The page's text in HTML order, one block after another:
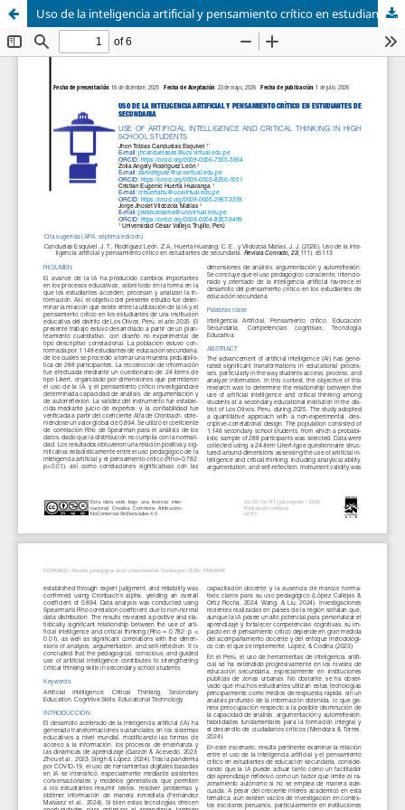
Uso de la inteligencia artificial y pensamiento crítico en estudiantes de secundaria